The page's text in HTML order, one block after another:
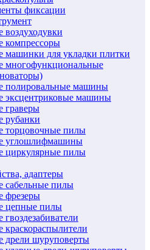
фиксации
воздуходувки
компрессоры
машинки для укладки плитки
многофункциональные
полировальные машины
эксцентриковые машины
граверы
рубанки
торцовочные пилы
углошлифмашины
циркулярные пилы
адаптеры
сабельные пилы
фрезеры
цепные пилы
краскораспылители
дрели шуруповерты